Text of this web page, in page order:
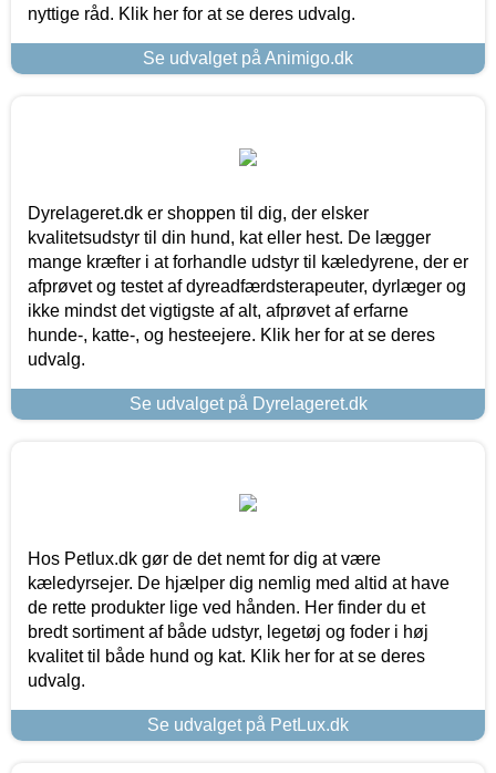
nyttige råd. Klik her for at se deres udvalg.
Se udvalget på Animigo.dk
Dyrelageret.dk er shoppen til dig, der elsker
kvalitetsudstyr til din hund, kat eller hest. De lægger
mange kræfter i at forhandle udstyr til kæledyrene, der er
afprøvet og testet af dyreadfærdsterapeuter, dyrlæger og
ikke mindst det vigtigste af alt, afprøvet af erfarne
hunde-, katte-, og hesteejere. Klik her for at se deres
udvalg.
Se udvalget på Dyrelageret.dk
Hos Petlux.dk gør de det nemt for dig at være
kæledyrsejer. De hjælper dig nemlig med altid at have
de rette produkter lige ved hånden. Her finder du et
bredt sortiment af både udstyr, legetøj og foder i høj
kvalitet til både hund og kat. Klik her for at se deres
udvalg.
Se udvalget på PetLux.dk